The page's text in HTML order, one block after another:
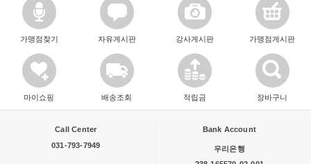
가맹점찾기 자유게시판 강사게시판 가맹점게시판
마이쇼핑 배송조회 적립금 장바구니
Call Center
031-793-7949
Bank Account
우리은행